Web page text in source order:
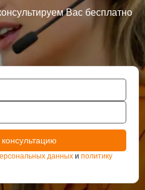
Вас бесплатно
данных и политику